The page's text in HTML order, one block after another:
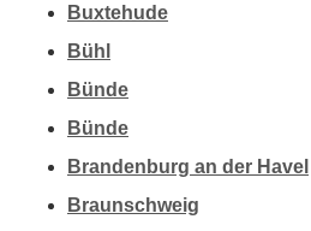
Buxtehude
Bühl
Bünde
Bünde
Brandenburg an der Havel
Braunschweig